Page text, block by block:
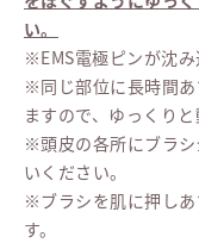
い。
※EMS電極ピンが沈み
※同じ部位に長時間あ
ますので、ゆっくり
※頭皮の各所にブラ
いください。
※ブラシを肌に押し
す。